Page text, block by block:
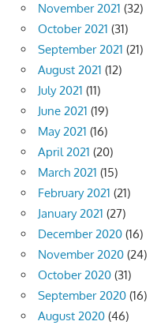
November 2021 (32)
October 2021 (31)
September 2021 (21)
August 2021 (12)
July 2021 (11)
June 2021 (19)
May 2021 (16)
April 2021 (20)
March 2021 (15)
February 2021 (21)
January 2021 (27)
December 2020 (16)
November 2020 (24)
October 2020 (31)
September 2020 (16)
August 2020 (46)